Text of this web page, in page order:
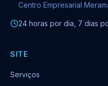
Centro Empresarial
24 horas por dia, 7 dias
SITE
Serviços